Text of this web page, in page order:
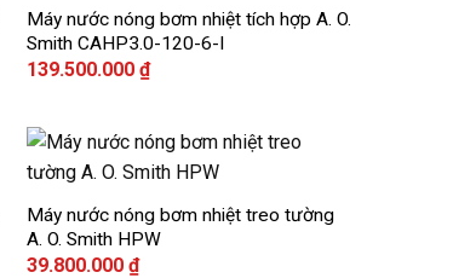
Máy nước nóng bơm nhiệt tích hợp A. O.
Smith CAHP3.0-120-6-I
139.500.000 ₫
+
Máy nước nóng bơm nhiệt treo tường
A. O. Smith HPW
39.800.000 ₫